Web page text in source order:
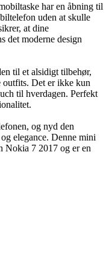
har en åbning til
uden at skulle
at dine
det moderne design
til et alsidigt tilbehør,
outfits. Det er ikke kun
til hverdagen. Perfekt
og nyd den
elegance. Denne mini
Nokia 7 2017 og er en